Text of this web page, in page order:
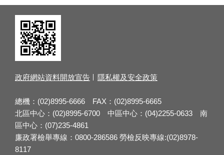
政府網站資料開放宣告 隱私權及安全政策
總機：(02)8995-6666 FAX：(02)8995-6665
北區中心：(02)8995-6700 中區中心：(04)2255-0633 南
區中心：(07)235-4861
廉政署檢舉專線：0800-286586 勞檢反映專線:(02)8978-
8117